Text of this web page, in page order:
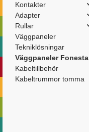
Kontakter
Adapter
Rullar
Väggpaneler
Tekniklösningar
Väggpaneler
Kabeltillbehör
Kabeltrummor tomma